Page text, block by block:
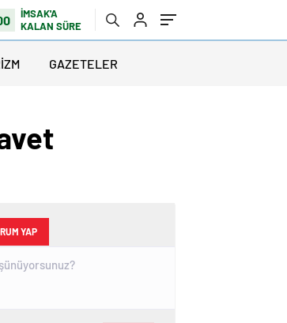
İMSAK'A
KALAN SÜRE
GAZETELER
YAP